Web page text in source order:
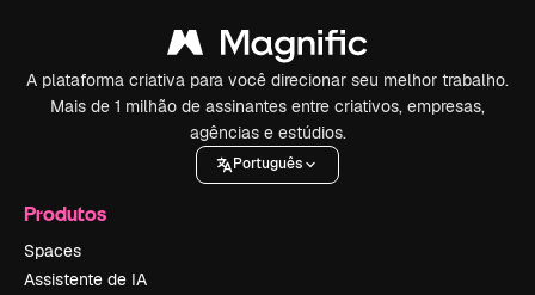
A plataforma criativa para você direcionar seu melhor trabalho.
Mais de 1 milhão de assinantes entre criativos, empresas,
agências e estúdios.
Português
Produtos
Spaces
Assistente de IA